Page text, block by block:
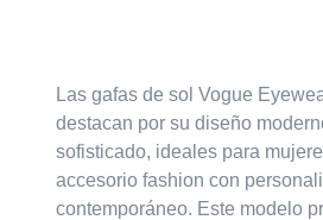
Las gafas de solVogue
destacan por su diseño
sofisticado, ideales para
accesorio fashion con
contemporáneo. Este modelo